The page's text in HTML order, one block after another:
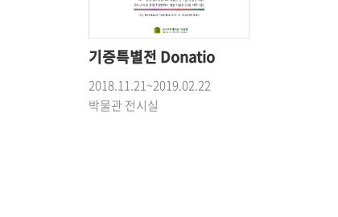
기증특별전 Donatio
2018.11.21~2019.02.22
박물관 전시실